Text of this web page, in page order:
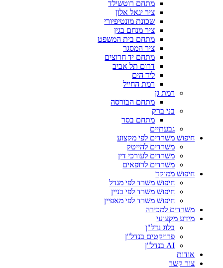
מתחם רוטשילד
ציר יגאל אלון
שכונת מונטיפיורי
ציר מנחם בגין
מתחם בית המשפט
ציר המסגר
מתחם יד חרוצים
דרום תל אביב
ליד הים
רמת החייל
רמת גן
מתחם הבורסה
בני ברק
מתחם בסר
גבעתיים
חיפוש משרדים לפי מקצוע
משרדים להייטק
משרדים לעורכי דין
משרדים לרופאים
חיפוש ממוקד
חיפוש משרד לפי מגדל
חיפוש משרד לפי בניין
חיפוש משרד לפי מאפיין
משרדים למכירה
מידע מקצועי
בלוג נדל"ן
פרויקטים בנדל"ן
AI בנדל"ן
אודות
צור קשר